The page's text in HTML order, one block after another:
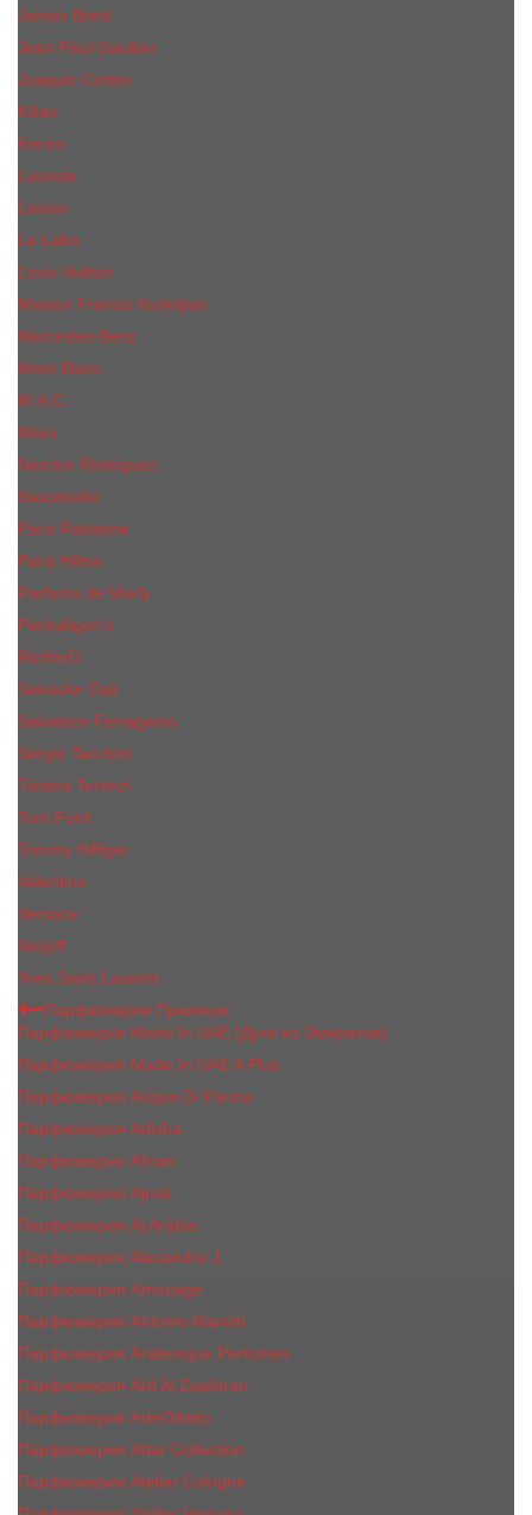
James Bond
Jean Paul Gaultier
Joaquin Сortes
Kilian
Kenzo
Lacoste
Lanvin
Le Labo
Louis Vuitton
Maison Francis Kurkdjian
Mercedes-Benz
Mont Blanc
M.А.C.
Mexx
Narciso Rodriguez
Nasomatto
Paco Rabanne
Paris Hilton
Parfums de Marly
Penhaligon​'s
RicHarD
Salvador Dali
Salvatore Ferragamo
Sergio Tacchini
Tiziana Terenzi
Tom Ford
Tommy Hilfiger
Valentino
Versace
Xerjoff
Yves Saint Laurent
Парфюмерия Премиум
Парфюмерия Made In UAE (Духи из Эмиратов)
Парфюмерия Made In UAE A Plus
Парфюмерия Acqua Di Parma
Парфюмерия Adisha
Парфюмерия Afnan
Парфюмерия Ajmal
Парфюмерия Aj Arabia
Парфюмерия Alexandre J.
Парфюмерия Amouage
Парфюмерия Antonio Maretti
Парфюмерия Arabesque Perfumes
Парфюмерия Ard Al Zaafaran
Парфюмерия ArteOlfatto
Парфюмерия Attar Collection
Парфюмерия Atelier Cologne